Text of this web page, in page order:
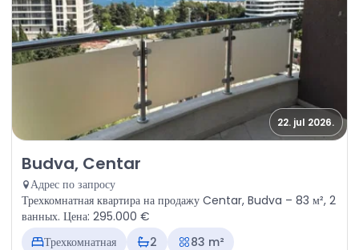
22. jul 2026.
Продажа - Квартира Budva, Centar
Budva, Centar
Адрес по запросу
Трехкомнатная квартира на продажу Centar, Budva – 83 м², 2
ванных. Цена: 295.000 €
Трехкомнатная
2 83 m²